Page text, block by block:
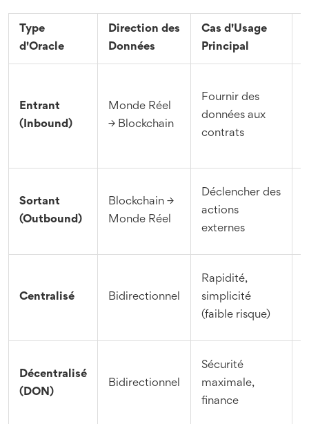
Type
d'Oracle
Direction des
Données
Cas d'Usage
Principal
Entrant
(Inbound)
Monde Réel
→ Blockchain
Fournir des
données aux
contrats
Sortant
(Outbound)
Blockchain →
Monde Réel
Déclencher des
actions
externes
Centralisé Bidirectionnel
Rapidité,
simplicité
(faible risque)
Décentralisé
(DON)
Bidirectionnel
Sécurité
maximale,
finance